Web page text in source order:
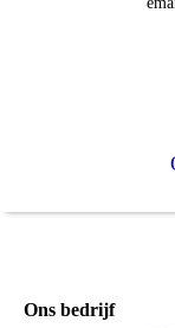
Ons bedrijf